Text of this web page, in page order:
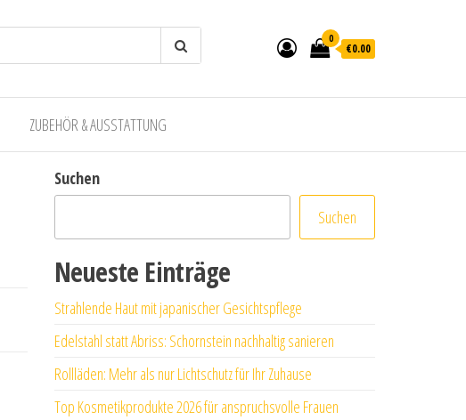
0
€0.00
ZUBEHÖR & AUSSTATTUNG
Suchen
Suchen
Neueste Einträge
Strahlende Haut mit japanischer Gesichtspflege
Edelstahl statt Abriss: Schornstein nachhaltig sanieren
Rollläden: Mehr als nur Lichtschutz für Ihr Zuhause
Top Kosmetikprodukte 2026 für anspruchsvolle Frauen